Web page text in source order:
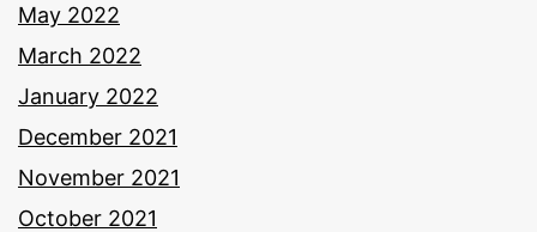
May 2022
March 2022
January 2022
December 2021
November 2021
October 2021